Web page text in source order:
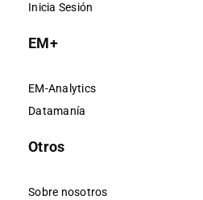
Inicia Sesión
EM+
EM-Analytics
Datamanía
Otros
Sobre nosotros